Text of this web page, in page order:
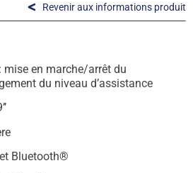
Revenir aux informations produit
mise en marche/arrêt du
du niveau d’assistance
et Bluetooth®